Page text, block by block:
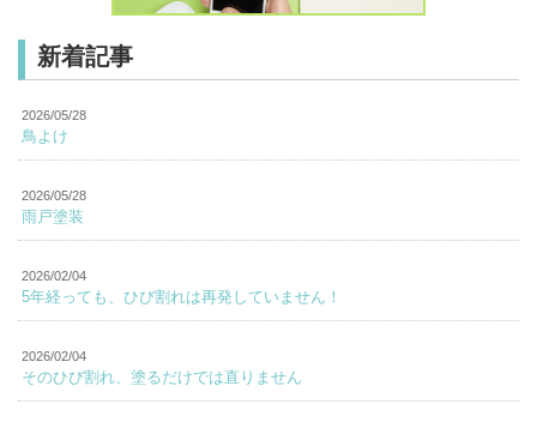
新着記事
2026/05/28
鳥よけ
2026/05/28
雨戸塗装
2026/02/04
5年経っても、ひび割れは再発していません！
2026/02/04
そのひび割れ、塗るだけでは直りません